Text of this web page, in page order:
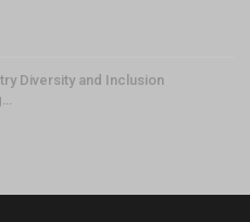
Diversity and Inclusion